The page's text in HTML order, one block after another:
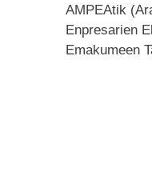
AMPEAtik
Enpresarien
Emakumeen